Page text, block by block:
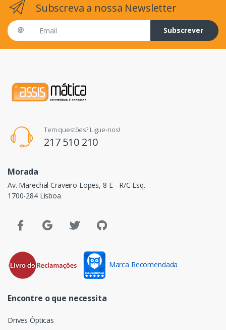
Subscreva a nossa Newsletter
Email address
Subscrever
Tem questões? Ligue-nos!
217 510 210
Morada
Av. Marechal Craveiro Lopes, 8 E - R/C Esq.
1700-284 Lisboa
Marca Recomendada
Encontre o que necessita
Drives Ópticas